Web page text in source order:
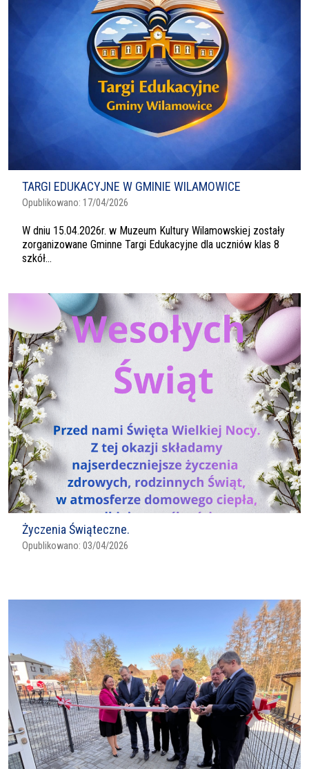
TARGI EDUKACYJNE W GMINIE WILAMOWICE
Opublikowano: 17/04/2026
W dniu 15.04.2026r. w Muzeum Kultury Wilamowskiej zostały
zorganizowane Gminne Targi Edukacyjne dla uczniów klas 8
szkół...
Życzenia Świąteczne.
Opublikowano: 03/04/2026